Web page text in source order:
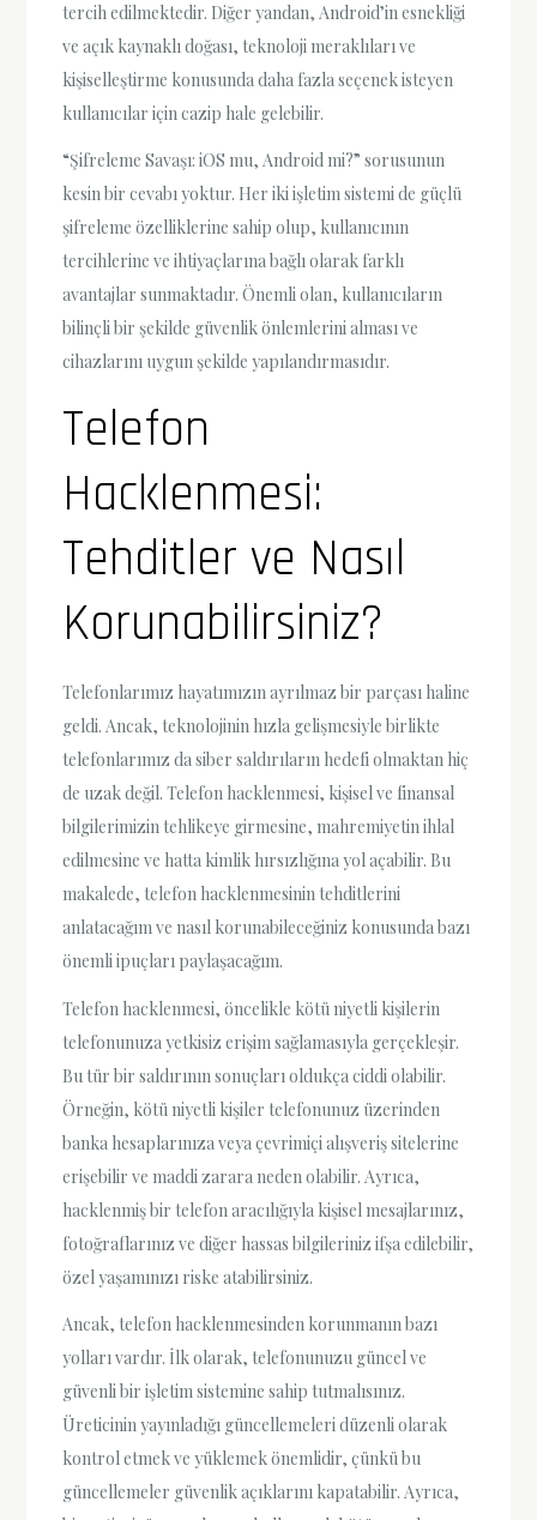
tercih edilmektedir. Diğer yandan, Android’in esnekliği
ve açık kaynaklı doğası, teknoloji meraklıları ve
kişiselleştirme konusunda daha fazla seçenek isteyen
kullanıcılar için cazip hale gelebilir.
“Şifreleme Savaşı: iOS mu, Android mi?” sorusunun
kesin bir cevabı yoktur. Her iki işletim sistemi de güçlü
şifreleme özelliklerine sahip olup, kullanıcının
tercihlerine ve ihtiyaçlarına bağlı olarak farklı
avantajlar sunmaktadır. Önemli olan, kullanıcıların
bilinçli bir şekilde güvenlik önlemlerini alması ve
cihazlarını uygun şekilde yapılandırmasıdır.
Telefon
Hacklenmesi:
Tehditler ve Nasıl
Korunabilirsiniz?
Telefonlarımız hayatımızın ayrılmaz bir parçası haline
geldi. Ancak, teknolojinin hızla gelişmesiyle birlikte
telefonlarımız da siber saldırıların hedefi olmaktan hiç
de uzak değil. Telefon hacklenmesi, kişisel ve finansal
bilgilerimizin tehlikeye girmesine, mahremiyetin ihlal
edilmesine ve hatta kimlik hırsızlığına yol açabilir. Bu
makalede, telefon hacklenmesinin tehditlerini
anlatacağım ve nasıl korunabileceğiniz konusunda bazı
önemli ipuçları paylaşacağım.
Telefon hacklenmesi, öncelikle kötü niyetli kişilerin
telefonunuza yetkisiz erişim sağlamasıyla gerçekleşir.
Bu tür bir saldırının sonuçları oldukça ciddi olabilir.
Örneğin, kötü niyetli kişiler telefonunuz üzerinden
banka hesaplarınıza veya çevrimiçi alışveriş sitelerine
erişebilir ve maddi zarara neden olabilir. Ayrıca,
hacklenmiş bir telefon aracılığıyla kişisel mesajlarınız,
fotoğraflarınız ve diğer hassas bilgileriniz ifşa edilebilir,
özel yaşamınızı riske atabilirsiniz.
Ancak, telefon hacklenmesinden korunmanın bazı
yolları vardır. İlk olarak, telefonunuzu güncel ve
güvenli bir işletim sistemine sahip tutmalısınız.
Üreticinin yayınladığı güncellemeleri düzenli olarak
kontrol etmek ve yüklemek önemlidir, çünkü bu
güncellemeler güvenlik açıklarını kapatabilir. Ayrıca,